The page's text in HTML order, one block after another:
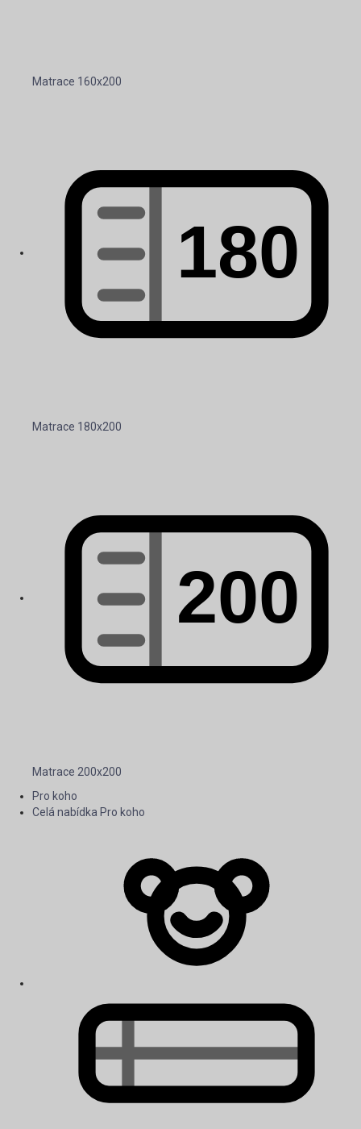
Matrace 160x200
Matrace 180x200
Matrace 200x200
Pro koho
Celá nabídka Pro koho